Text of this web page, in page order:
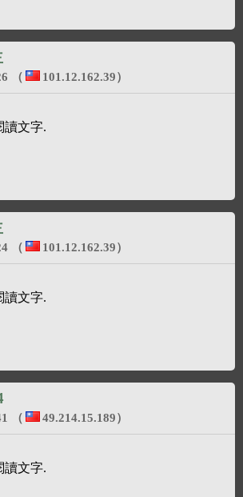
（ 101.12.162.39）
讀文字.
（ 101.12.162.39）
讀文字.
（ 49.214.15.189）
讀文字.